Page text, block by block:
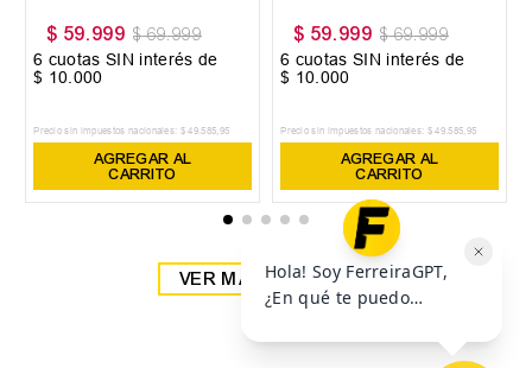
$ 59.999 $ 69.999
6 cuotas SIN interés de
$ 10 000
Precio sin impuestos nacionales: $ 49.585,95
AGREGAR AL
CARRITO
$ 59.999 $ 69.999
6 cuotas SIN interés de
$ 10 000
Precio sin impuestos nacionales: $ 49.585,95
AGREGAR AL
CARRITO
VER MÁS OFERTAS